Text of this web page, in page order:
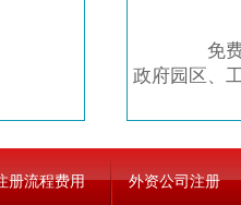
免
政府园区、
册流程费用 外资公司注册